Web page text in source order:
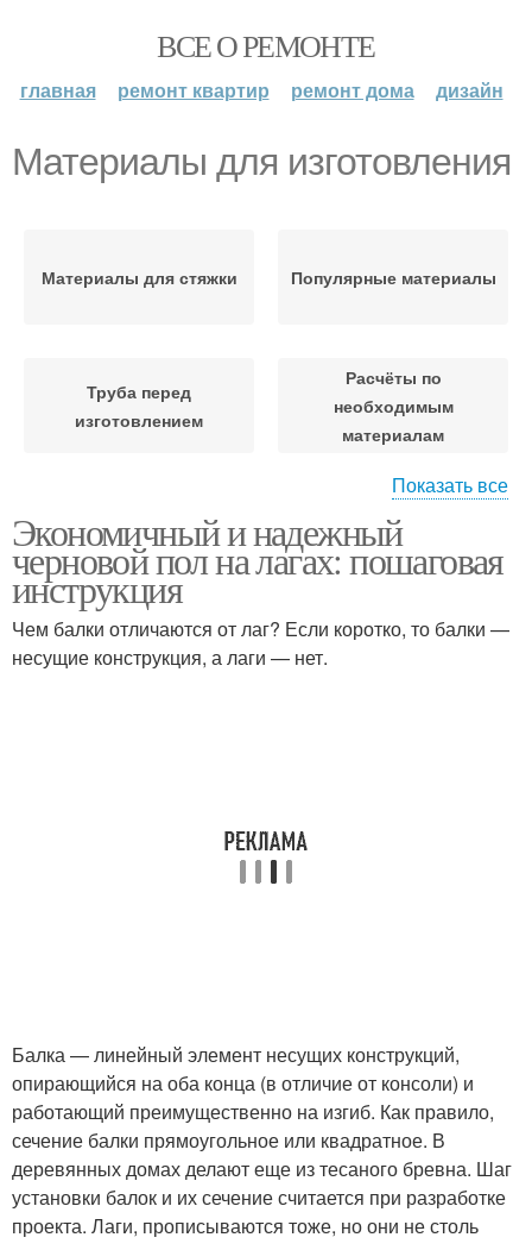
ВСЕ О РЕМОНТЕ
главная ремонт квартир ремонт дома дизайн
Материалы для изготовления
Материалы для стяжки Популярные материалы
Труба перед
изготовлением
Расчёты по
необходимым
материалам
материалы
Показать все
Экономичный и надежный
черновой пол на лагах: пошаговая
инструкция
Чем балки отличаются от лаг? Если коротко, то балки —
несущие конструкция, а лаги — нет.
Балка — линейный элемент несущих конструкций,
опирающийся на оба конца (в отличие от консоли) и
работающий преимущественно на изгиб. Как правило,
сечение балки прямоугольное или квадратное. В
деревянных домах делают еще из тесаного бревна. Шаг
установки балок и их сечение считается при разработке
проекта. Лаги, прописываются тоже, но они не столь